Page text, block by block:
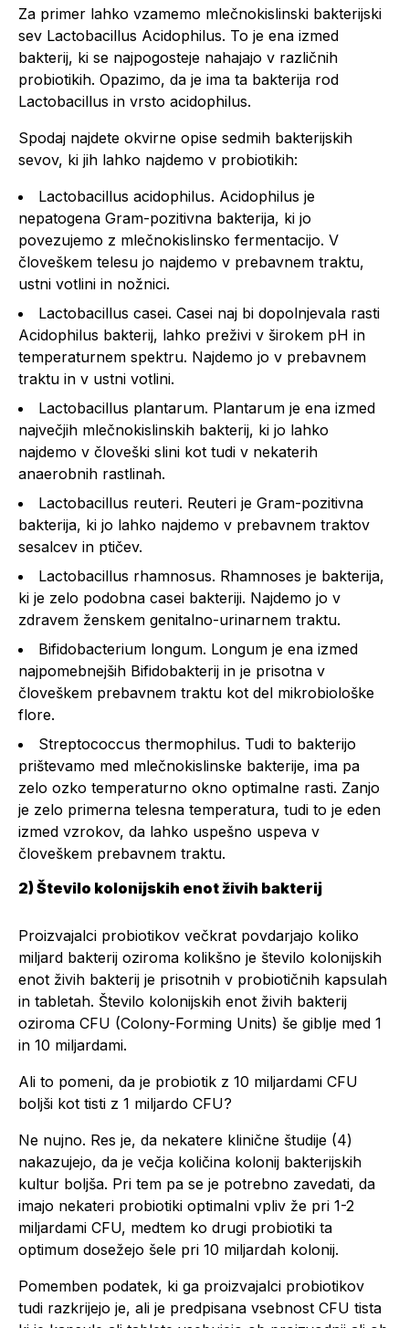
Za primer lahko vzamemo mlečnokislinski bakterijski
sev Lactobacillus Acidophilus. To je ena izmed
bakterij, ki se najpogosteje nahajajo v različnih
probiotikih. Opazimo, da je ima ta bakterija rod
Lactobacillus in vrsto acidophilus.
Spodaj najdete okvirne opise sedmih bakterijskih
sevov, ki jih lahko najdemo v probiotikih:
Lactobacillus acidophilus. Acidophilus je
nepatogena Gram-pozitivna bakterija, ki jo
povezujemo z mlečnokislinsko fermentacijo. V
človeškem telesu jo najdemo v prebavnem traktu,
ustni votlini in nožnici.
Lactobacillus casei. Casei naj bi dopolnjevala rasti
Acidophilus bakterij, lahko preživi v širokem pH in
temperaturnem spektru. Najdemo jo v prebavnem
traktu in v ustni votlini.
Lactobacillus plantarum. Plantarum je ena izmed
največjih mlečnokislinskih bakterij, ki jo lahko
najdemo v človeški slini kot tudi v nekaterih
anaerobnih rastlinah.
Lactobacillus reuteri. Reuteri je Gram-pozitivna
bakterija, ki jo lahko najdemo v prebavnem traktov
sesalcev in ptičev.
Lactobacillus rhamnosus. Rhamnoses je bakterija,
ki je zelo podobna casei bakteriji. Najdemo jo v
zdravem ženskem genitalno-urinarnem traktu.
Bifidobacterium longum. Longum je ena izmed
najpomebnejših Bifidobakterij in je prisotna v
človeškem prebavnem traktu kot del mikrobiološke
flore.
Streptococcus thermophilus. Tudi to bakterijo
prištevamo med mlečnokislinske bakterije, ima pa
zelo ozko temperaturno okno optimalne rasti. Zanjo
je zelo primerna telesna temperatura, tudi to je eden
izmed vzrokov, da lahko uspešno uspeva v
človeškem prebavnem traktu.
2) Število kolonijskih enot živih bakterij
Proizvajalci probiotikov večkrat povdarjajo koliko
miljard bakterij oziroma kolikšno je število kolonijskih
enot živih bakterij je prisotnih v probiotičnih kapsulah
in tabletah. Število kolonijskih enot živih bakterij
oziroma CFU (Colony-Forming Units) še giblje med 1
in 10 miljardami.
Ali to pomeni, da je probiotik z 10 miljardami CFU
boljši kot tisti z 1 miljardo CFU?
Ne nujno. Res je, da nekatere klinične študije (4)
nakazujejo, da je večja količina kolonij bakterijskih
kultur boljša. Pri tem pa se je potrebno zavedati, da
imajo nekateri probiotiki optimalni vpliv že pri 1-2
miljardami CFU, medtem ko drugi probiotiki ta
optimum dosežejo šele pri 10 miljardah kolonij.
Pomemben podatek, ki ga proizvajalci probiotikov
tudi razkrijejo je, ali je predpisana vsebnost CFU tista